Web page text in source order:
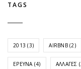
TAGS
2013 (3) AIRBNB(2)
ΈΡΕΥΝΑ (4) ΑΛΛΑΓΈΣ